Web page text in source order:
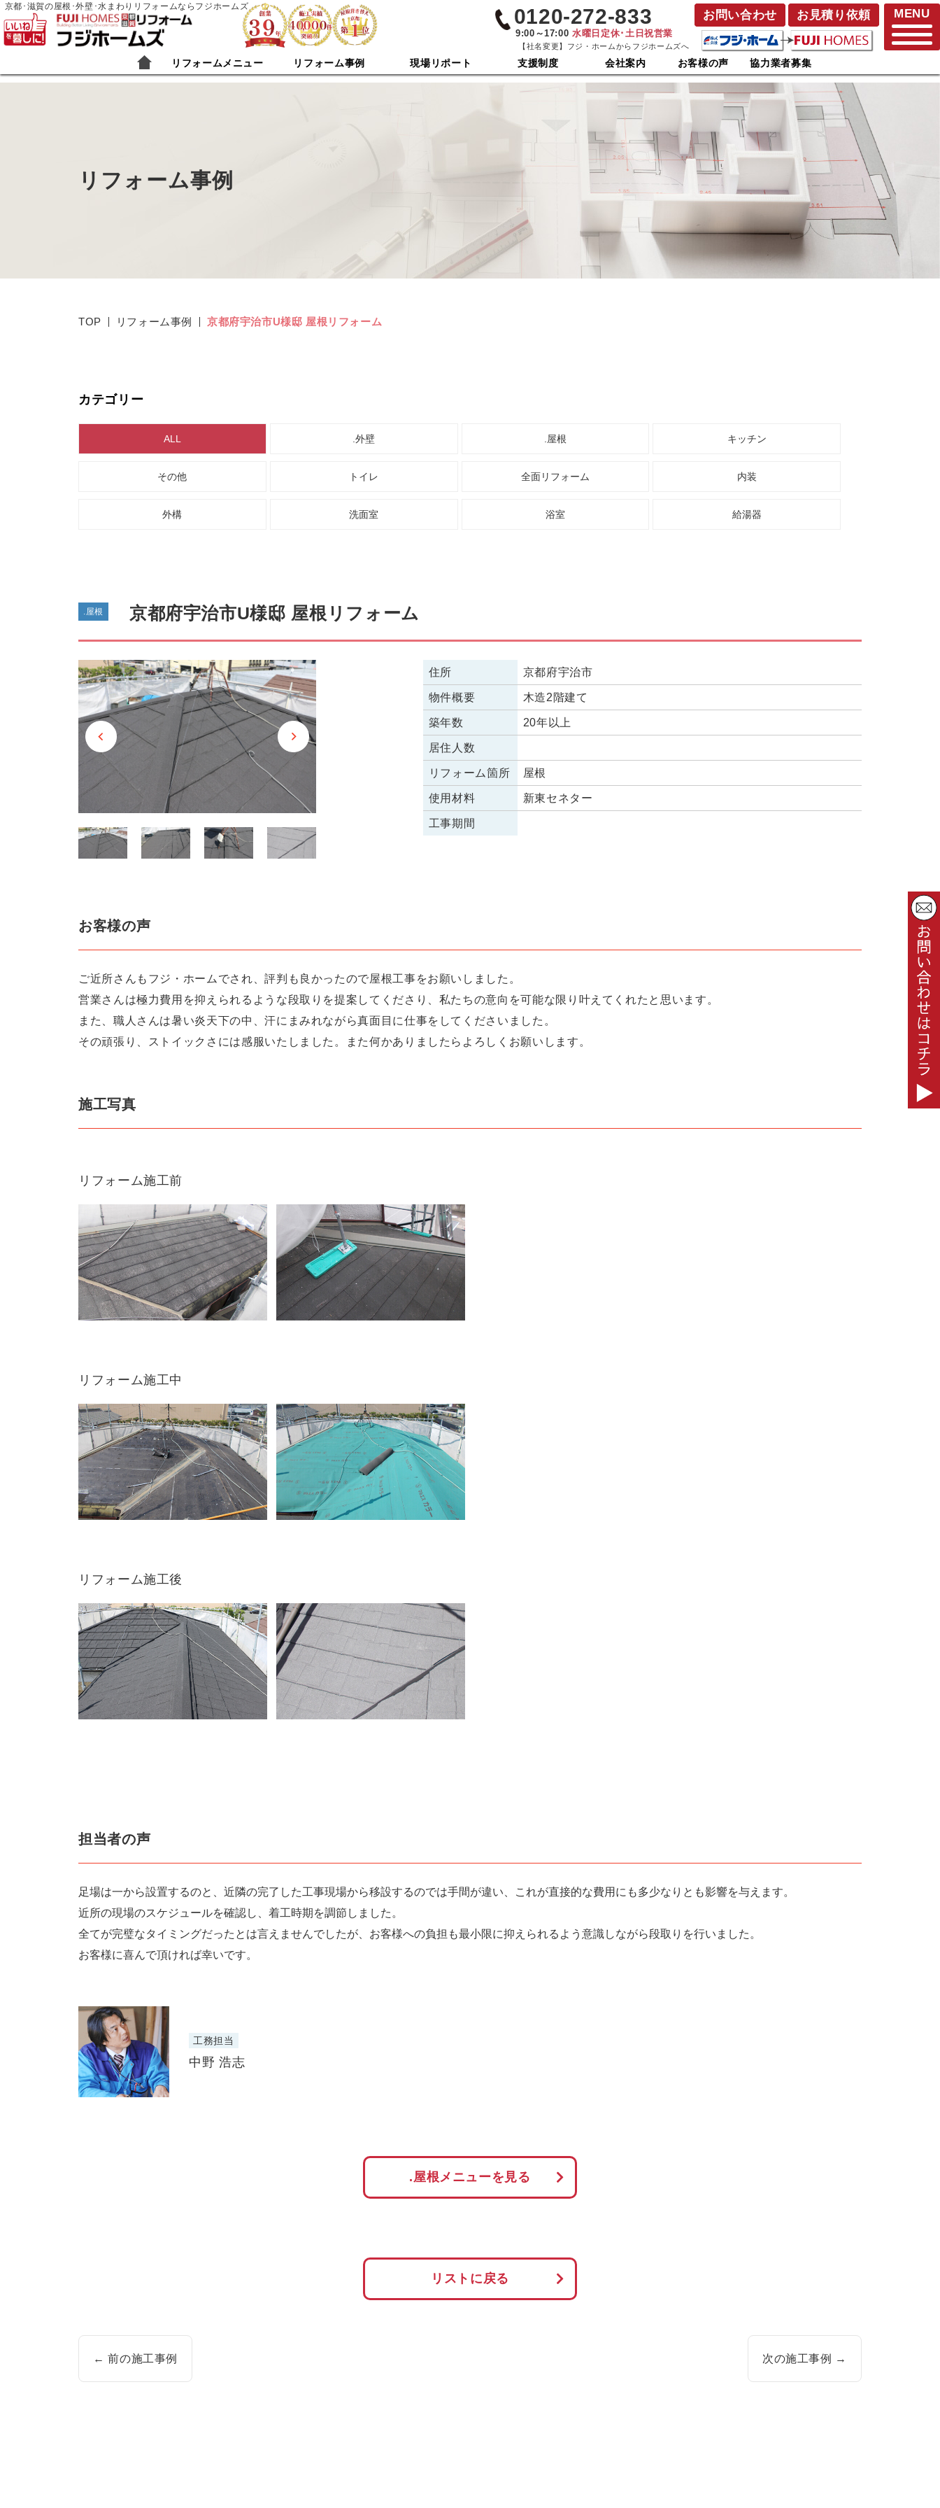
京都･滋賀の屋根･外壁･水まわりリフォームならフジホームズ 0120-272-833
9:00～17:00水曜日定休･土日祝営業
お問い合わせ お見積り依頼
リフォームメニュー リフォーム事例 現場リポート 支援制度 会社案内 お客様の声 協力業者募集
MENU
【社名変更】フジ・ホームからフジホームズへ
リフォーム事例
TOP リフォーム事例 京都府宇治市U様邸 屋根リフォーム
カテゴリー
ALL .外壁 .屋根 キッチン
その他 トイレ 全面リフォーム 内装
外構 洗面室 浴室 給湯器
.屋根 京都府宇治市U様邸 屋根リフォーム
住所 京都府宇治市
物件概要 木造2階建て
築年数 20年以上
居住人数
リフォーム箇所 屋根
使用材料 新東セネター
工事期間
お客様の声
ご近所さんもフジ・ホームでされ、評判も良かったので屋根工事をお願いしました。
営業さんは極力費用を抑えられるような段取りを提案してくださり、私たちの意向を可能な限り叶えてくれたと思います。
また、職人さんは暑い炎天下の中、汗にまみれながら真面目に仕事をしてくださいました。
その頑張り、ストイックさには感服いたしました。また何かありましたらよろしくお願いします。
施工写真
リフォーム施工前
リフォーム施工中
リフォーム施工後
担当者の声
足場は一から設置するのと、近隣の完了した工事現場から移設するのでは手間が違い、これが直接的な費用にも多少なりとも影響を与えます。
近所の現場のスケジュールを確認し、着工時期を調節しました。
全てが完璧なタイミングだったとは言えませんでしたが、お客様への負担も最小限に抑えられるよう意識しながら段取りを行いました。
お客様に喜んで頂ければ幸いです。
工務担当
中野 浩志
.屋根メニューを見る
リストに戻る
← 前の施工事例 次の施工事例 →